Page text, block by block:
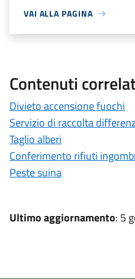
VAI ALLA PAGINA
Contenuti
Divieto accensione fuochi
Servizio di raccolta
Taglio alberi
Conferimento rifiuti
Peste suina
Ultimo aggiornamento: 5